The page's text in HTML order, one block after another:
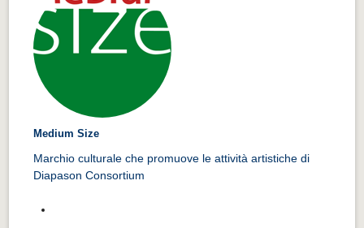
Medium Size
Marchio culturale che promuove le attività artistiche di
Diapason Consortium